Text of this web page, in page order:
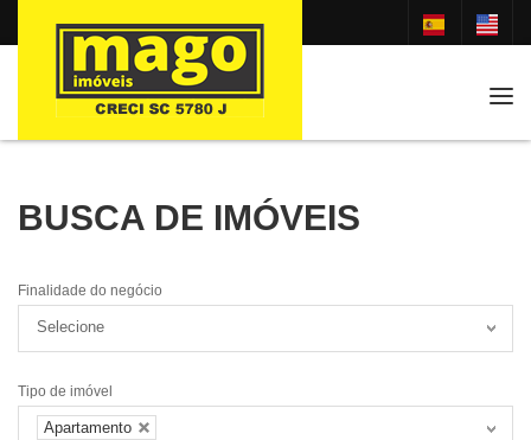
BUSCA DE IMÓVEIS
Finalidade do negócio
Selecione
Tipo de imóvel
Apartamento